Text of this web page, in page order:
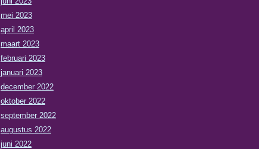
mei 2023
april 2023
maart 2023
februari 2023
januari 2023
december 2022
oktober 2022
september 2022
augustus 2022
juni 2022